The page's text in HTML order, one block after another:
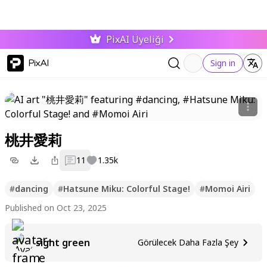
PixAI Üyeliği
PixAI Sign in
桃井愛莉
11 1.35k
#dancing #Hatsune Miku: Colorful Stage! #Momoi Airi
Published on Oct 23, 2025
sight green Görülecek Daha Fazla Şey